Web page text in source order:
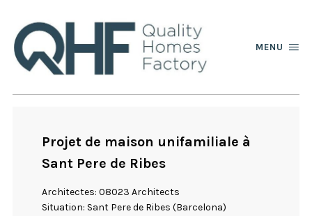
MENU
Projet de maison unifamiliale à
Sant Pere de Ribes
Architectes: 08023 Architects
Situation: Sant Pere de Ribes (Barcelona)